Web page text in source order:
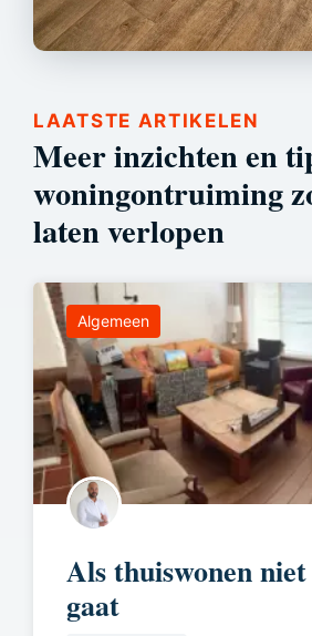
LAATSTE ARTIKELEN
Meer inzichten en
woningontruiming
laten verlopen
Algemeen
Als thuiswonen
gaat